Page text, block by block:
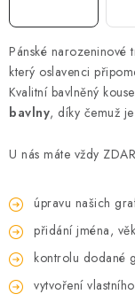
Pánské
který oslavenci
Kvalitní bavlněný
bavlny, díky čemuž
U nás máte vždy
úpravu našich
přidání jména,
kontrolu dodané
vytvoření